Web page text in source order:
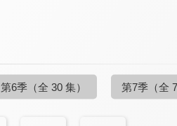
第6季 （全 30 集） 第7季 （全